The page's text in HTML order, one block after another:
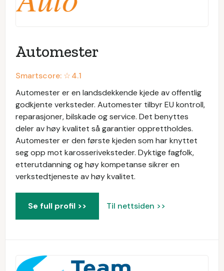
Automester
Smartscore: ☆4.1
Automester er en landsdekkende kjede av offentlig
godkjente verksteder. Automester tilbyr EU kontroll,
reparasjoner, bilskade og service. Det benyttes
deler av høy kvalitet så garantier opprettholdes.
Automester er den første kjeden som har knyttet
seg opp mot karosseriveksteder. Dyktige fagfolk,
etterutdanning og høy kompetanse sikrer en
verkstedtjeneste av høy kvalitet.
Se full profil >> Til nettsiden >>